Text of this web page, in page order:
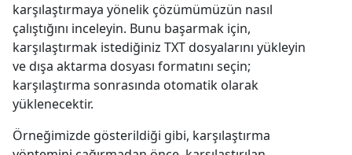
karşılaştırmaya yönelik çözümümüzün nasıl
çalıştığını inceleyin. Bunu başarmak için,
karşılaştırmak istediğiniz TXT dosyalarını yükleyin
ve dışa aktarma dosyası formatını seçin;
karşılaştırma sonrasında otomatik olarak
yüklenecektir.
Örneğimizde gösterildiği gibi, karşılaştırma